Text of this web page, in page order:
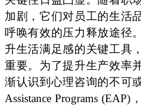
加剧，它们对员工的生活
呼唤有效的压力释放途径
升生活满足感的关键工具
重要。为了提升生产效率
渐认识到心理咨询的不可
Assistance Programs